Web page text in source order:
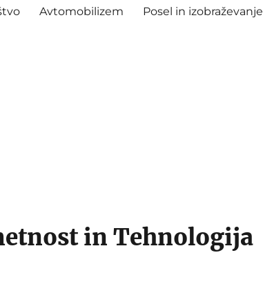
Avtomobilizem Posel in izobraževanje
in Tehnologija